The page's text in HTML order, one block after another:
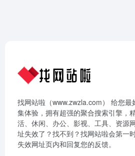
找网站啦（www.zwzla.com） 给您
集体验，拥有超强的聚合搜索引擎，
活、休闲、办公、影视、工具、资源
址失效了？找不到？找网站啦会第一
失效网址页内和回复您的反馈。